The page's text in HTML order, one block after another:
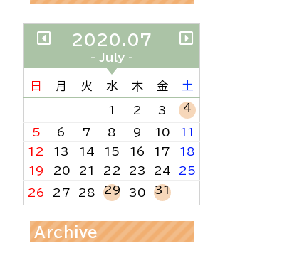
2020.07
- July -
日 月 火 水 木 金 土
1 2 3 4
5 6 7 8 9 10
11
12
13 14 15 16 17
18
19
20 21 22 23 24
25
26
27 28 29 30 31
Archive